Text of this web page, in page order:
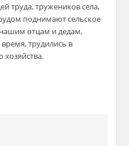
труда, тружеников села,
поднимают сельское
отцам и дедам,
трудились в
хозяйства.